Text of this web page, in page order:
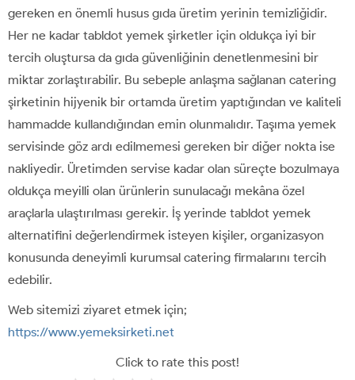
gereken en önemli husus gıda üretim yerinin temizliğidir.
Her ne kadar tabldot yemek şirketler için oldukça iyi bir
tercih oluştursa da gıda güvenliğinin denetlenmesini bir
miktar zorlaştırabilir. Bu sebeple anlaşma sağlanan catering
şirketinin hijyenik bir ortamda üretim yaptığından ve kaliteli
hammadde kullandığından emin olunmalıdır. Taşıma yemek
servisinde göz ardı edilmemesi gereken bir diğer nokta ise
nakliyedir. Üretimden servise kadar olan süreçte bozulmaya
oldukça meyilli olan ürünlerin sunulacağı mekâna özel
araçlarla ulaştırılması gerekir. İş yerinde tabldot yemek
alternatifini değerlendirmek isteyen kişiler, organizasyon
konusunda deneyimli kurumsal catering firmalarını tercih
edebilir.
Web sitemizi ziyaret etmek için;
https://www.yemeksirketi.net
Click to rate this post!